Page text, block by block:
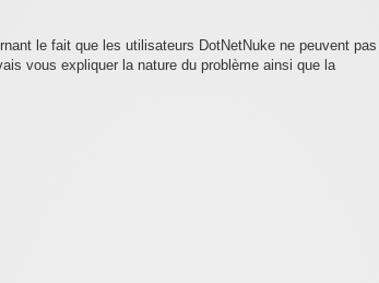
le fait que les utilisateurs DotNetNuke ne peuvent pas
vous expliquer la nature du problème ainsi que la